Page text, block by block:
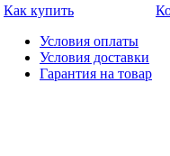
Как купить
Условия оплаты
Условия доставки
Гарантия на товар